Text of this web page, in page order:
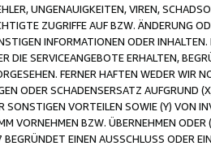
UNGENAUIGKEITEN, VIREN,
ZUGRIFFE AUF BZW. ÄNDERUNG
INFORMATIONEN ODER
DIE SERVICEANGEBOTE ERHALTEN,
FERNER HAFTEN WEDER WIR
ODER SCHADENSERSATZ AUFGRUND
SONSTIGEN VORTEILEN SOWIE (Y) VON
VORNEHMEN BZW. ÜBERNEHMEN
BEGRÜNDET EINEN AUSSCHLUSS ODER